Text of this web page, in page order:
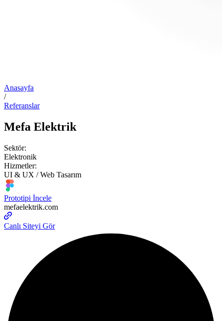
Anasayfa
/
Referanslar
Mefa Elektrik
Sektör:
Elektronik
Hizmetler:
UI & UX / Web Tasarım
Prototipi İncele
mefaelektrik.com
Canlı Siteyi Gör